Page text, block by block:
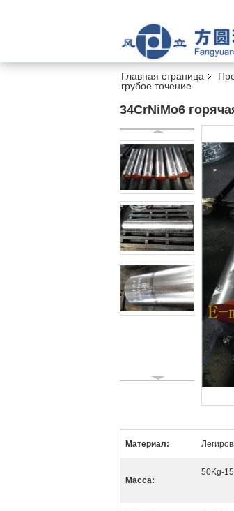
Главная страница
грубое точение
34CrNiMo6
Материал:
Масса:
50Kg-